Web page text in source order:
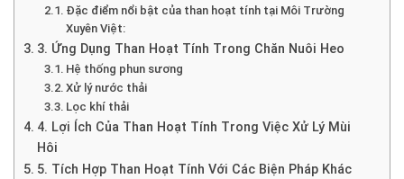
Đặc điểm nổi bật của than hoạt tính tại Môi Trường
Xuyên Việt:
3. Ứng Dụng Than Hoạt Tính Trong Chăn Nuôi Heo
Hệ thống phun sương
Xử lý nước thải
Lọc khí thải
4. Lợi Ích Của Than Hoạt Tính Trong Việc Xử Lý Mùi
Hôi
5. Tích Hợp Than Hoạt Tính Với Các Biện Pháp Khác